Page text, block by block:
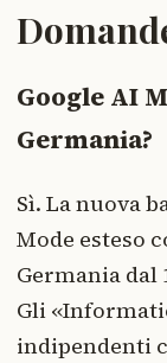
Google AI
Germania?
Sì. La nuova
Mode esteso
Germania dal
Gli
indipendenti